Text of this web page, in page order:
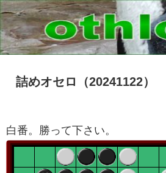
詰めオセロ（20241122）
白番。勝って下さい。